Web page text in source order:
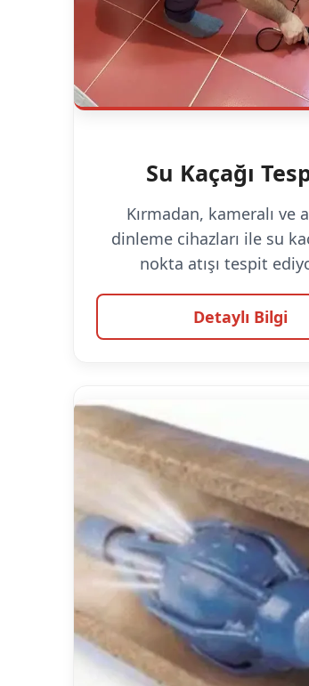
Su Kaçağı
Kırmadan, kameralı ve
dinleme cihazları ile su
nokta atışı tespit
Detaylı Bilgi